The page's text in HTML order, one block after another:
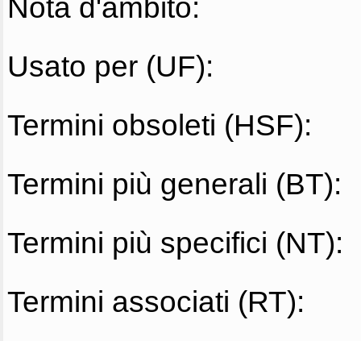
Nota d'ambito:
Usato per (UF):
Termini obsoleti (HSF):
Termini più generali (BT):
Termini più specifici (NT):
Termini associati (RT):